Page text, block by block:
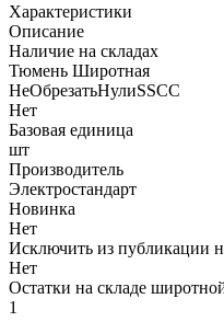
Характеристики
Описание
Наличие на складах
Тюмень Широтная
НеОбрезатьНулиSSCC
Нет
Базовая единица
шт
Производитель
Электростандарт
Новинка
Нет
Исключить из публикации
Нет
Остатки на складе
1